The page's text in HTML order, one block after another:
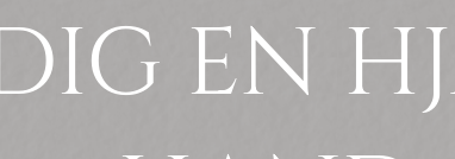
Vi hjälper dig med det praktiskaProgramblad
Kistor och urnor
EN